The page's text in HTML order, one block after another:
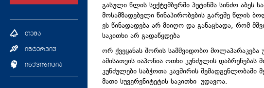
თემა
ინტერვიუ
ინქვიზიცია
გასული წლის სექტემბერში პუტინმა სინძო აბეს
მოსამზადებელი წინაპირობების გარეშე წლის
ეს წინადადება არ მიიღო და განაცხადა, რომ
საკითხი არ გადაწყდება
ორ ქვეყანას შორის სამშვიდობო მოლაპარაკება
ამისათვის იაპონია ოთხი კუნძულის დაბრუნებას
კუნძულები საბჭოთა კავშირის
მათი სუვერენიტეტის საკითხი უდავოა.